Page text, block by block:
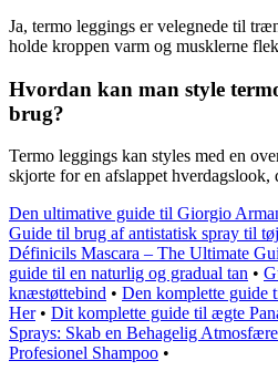
Ja, termo leggings er velegnede til
holde kroppen varm og musklerne
Hvordan kan man style
brug?
Termo leggings kan styles med en
skjorte for en afslappet
Den ultimative guide til Giorgio
Guide til brug af antistatisk spray til
Définicils Mascara – The Ultimate
guide til en naturlig og gradual tan •
knæstøttebind • Den komplette guide
Her• Dit komplette guide til ægte
Sprays: Skab en Behagelig
Profesionel Shampoo •